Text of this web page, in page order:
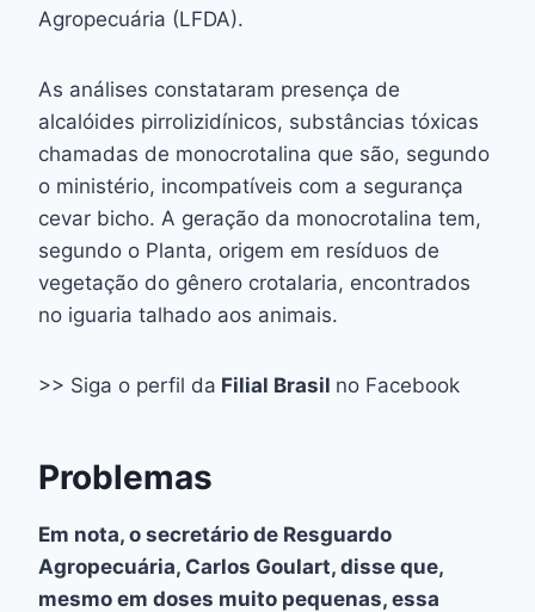
Agropecuária (LFDA).
As análises constataram presença de
alcalóides pirrolizidínicos, substâncias tóxicas
chamadas de monocrotalina que são, segundo
o ministério, incompatíveis com a segurança
cevar bicho. A geração da monocrotalina tem,
segundo o Planta, origem em resíduos de
vegetação do gênero crotalaria, encontrados
no iguaria talhado aos animais.
>> Siga o perfil da Filial Brasil no Facebook
Problemas
Em nota, o secretário de Resguardo
Agropecuária, Carlos Goulart, disse que,
mesmo em doses muito pequenas, essa